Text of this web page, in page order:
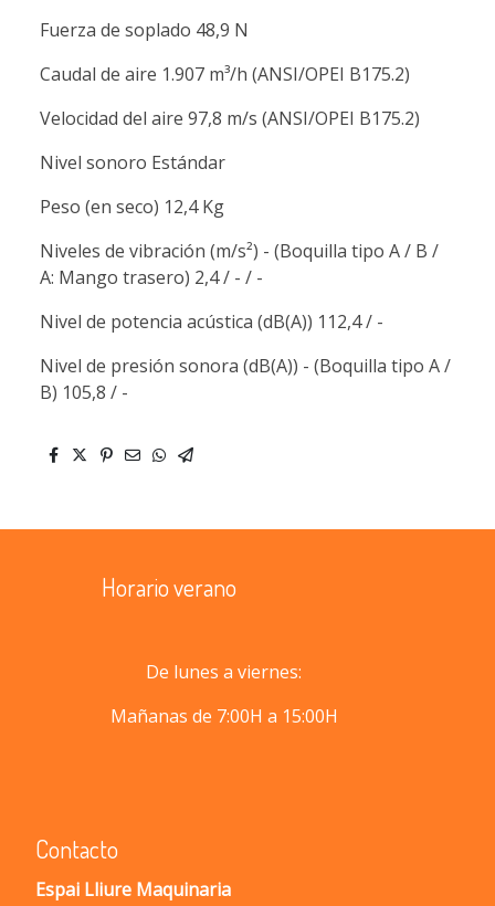
Fuerza de soplado 48,9 N
Caudal de aire 1.907 m³/h (ANSI/OPEI B175.2)
Velocidad del aire 97,8 m/s (ANSI/OPEI B175.2)
Nivel sonoro Estándar
Peso (en seco) 12,4 Kg
Niveles de vibración (m/s²) - (Boquilla tipo A / B /
A: Mango trasero) 2,4 / - / -
Nivel de potencia acústica (dB(A)) 112,4 / -
Nivel de presión sonora (dB(A)) - (Boquilla tipo A /
B) 105,8 / -
Horario verano
De lunes a viernes:
Mañanas de 7:00H a 15:00H
Contacto
Espai Lliure Maquinaria